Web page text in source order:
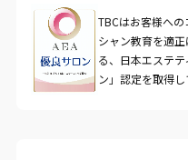
TBCはお客様へ
シャン教育を適
る、日本エステ
ン」認定を取得し